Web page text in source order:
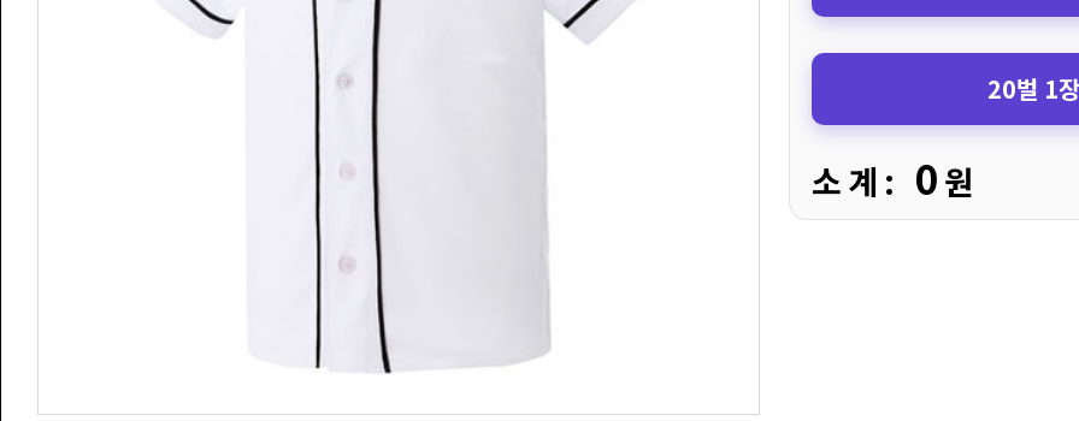
20벌 1
소 계 : 0원